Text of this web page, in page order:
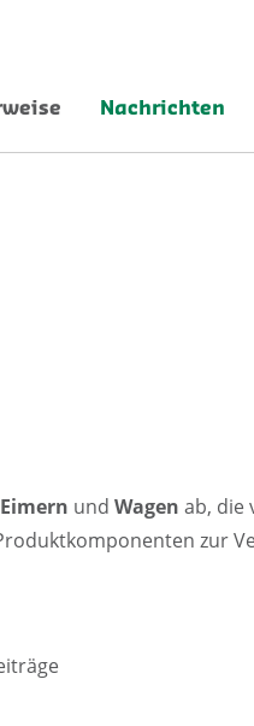
Nachrichten
Eimern und Wagen ab, die
zur